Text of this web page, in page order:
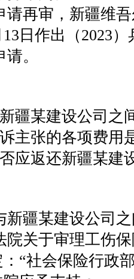
请再审，新疆维
13日作出（2023
。
疆某建设公司之
主张的各项费用
应返还新疆某建
新疆某建设公司
院关于审理工伤
“社会保险行政